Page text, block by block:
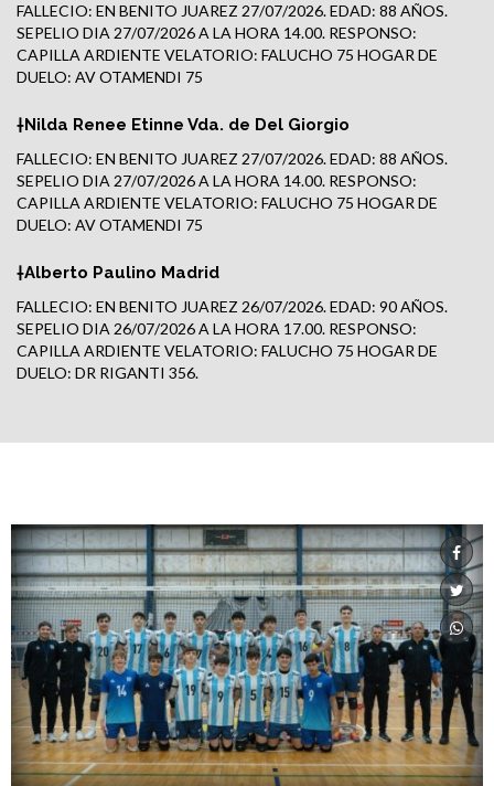
FALLECIO: EN BENITO JUAREZ 27/07/2026. EDAD: 88 AÑOS.
SEPELIO DIA 27/07/2026 A LA HORA 14.00. RESPONSO:
CAPILLA ARDIENTE VELATORIO: FALUCHO 75 HOGAR DE
DUELO: AV OTAMENDI 75
†Nilda Renee Etinne Vda. de Del Giorgio
FALLECIO: EN BENITO JUAREZ 27/07/2026. EDAD: 88 AÑOS.
SEPELIO DIA 27/07/2026 A LA HORA 14.00. RESPONSO:
CAPILLA ARDIENTE VELATORIO: FALUCHO 75 HOGAR DE
DUELO: AV OTAMENDI 75
†Alberto Paulino Madrid
FALLECIO: EN BENITO JUAREZ 26/07/2026. EDAD: 90 AÑOS.
SEPELIO DIA 26/07/2026 A LA HORA 17.00. RESPONSO:
CAPILLA ARDIENTE VELATORIO: FALUCHO 75 HOGAR DE
DUELO: DR RIGANTI 356.